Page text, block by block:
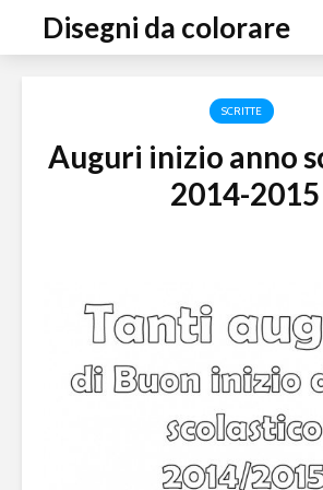
Disegni da colorare
SCRITTE
Auguri inizio anno
2014-2015